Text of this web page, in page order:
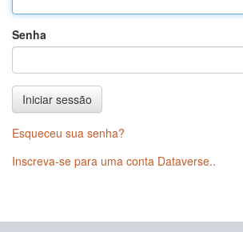
Senha
Iniciar sessão
Esqueceu sua senha?
Inscreva-se para uma conta Dataverse..